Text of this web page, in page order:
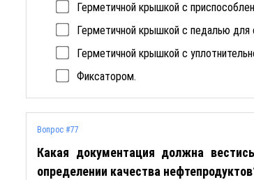
Герметичной крышкой с
Герметичной крышкой с педалью для
Герметичной крышкой с
Фиксатором.
Вопрос #77
Какая документация должна
определении качества